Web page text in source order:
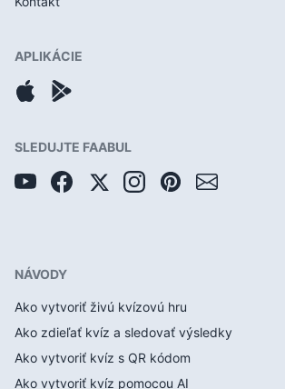
APLIKÁCIE
SLEDUJTE FAABUL
NÁVODY
Ako vytvoriť živú kvízovú hru
Ako zdieľať kvíz a sledovať výsledky
Ako vytvoriť kvíz s QR kódom
Ako vytvoriť kvíz pomocou AI